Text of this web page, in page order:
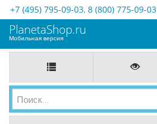
+7 (495) 795-09-03, 8 (800) 775-09-03
PlanetaShop.ru
Мобильная версия